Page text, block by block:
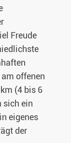
Freude
offenen
(4 bis 6
sich ein
eigenes
der